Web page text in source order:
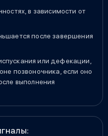
в зависимости от
после завершения
или дефекации,
позвоночника, если оно
выполнения